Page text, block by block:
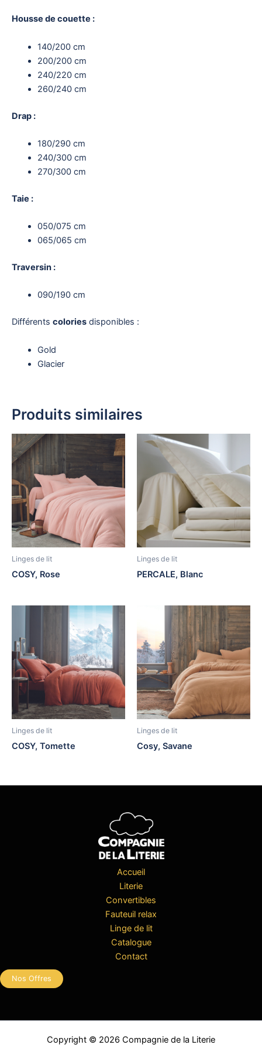
Housse de couette :
140/200 cm
200/200 cm
240/220 cm
260/240 cm
Drap :
180/290 cm
240/300 cm
270/300 cm
Taie :
050/075 cm
065/065 cm
Traversin :
090/190 cm
Différents colories disponibles :
Gold
Glacier
Produits similaires
Linges de lit
COSY, Rose
Linges de lit
PERCALE, Blanc
Linges de lit
COSY, Tomette
Linges de lit
Cosy, Savane
Accueil
Literie
Convertibles
Fauteuil relax
Linge de lit
Catalogue
Contact
Nos Offres
Copyright © 2026 Compagnie de la Literie